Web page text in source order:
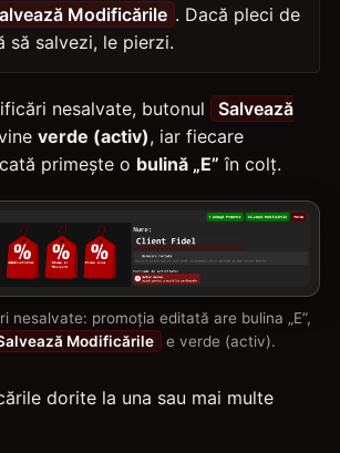
Modificările . Dacă pleci de
să salvezi, le pierzi.
nesalvate, butonul
Salvează
verde (activ), iar fiecare
primește o bulină „E” în colț.
nesalvate: promoția editată are bulina „E”,
Modificările e verde (activ).
dorite la una sau mai multe